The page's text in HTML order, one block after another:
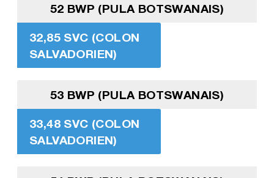
52 BWP (PULA BOTSWANAIS)
32,85 SVC (COLON
SALVADORIEN)
53 BWP (PULA BOTSWANAIS)
33,48 SVC (COLON
SALVADORIEN)